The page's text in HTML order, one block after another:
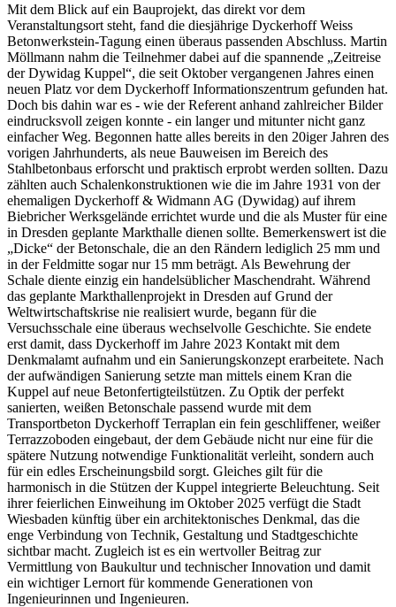
Mit dem Blick auf ein Bauprojekt, das direkt vor dem
Veranstaltungsort steht, fand die diesjährige Dyckerhoff Weiss
Betonwerkstein-Tagung einen überaus passenden Abschluss. Martin
Möllmann nahm die Teilnehmer dabei auf die spannende „Zeitreise
der Dywidag Kuppel“, die seit Oktober vergangenen Jahres einen
neuen Platz vor dem Dyckerhoff Informationszentrum gefunden hat.
Doch bis dahin war es - wie der Referent anhand zahlreicher Bilder
eindrucksvoll zeigen konnte - ein langer und mitunter nicht ganz
einfacher Weg. Begonnen hatte alles bereits in den 20iger Jahren des
vorigen Jahrhunderts, als neue Bauweisen im Bereich des
Stahlbetonbaus erforscht und praktisch erprobt werden sollten. Dazu
zählten auch Schalenkonstruktionen wie die im Jahre 1931 von der
ehemaligen Dyckerhoff & Widmann AG (Dywidag) auf ihrem
Biebricher Werksgelände errichtet wurde und die als Muster für eine
in Dresden geplante Markthalle dienen sollte. Bemerkenswert ist die
„Dicke“ der Betonschale, die an den Rändern lediglich 25 mm und
in der Feldmitte sogar nur 15 mm beträgt. Als Bewehrung der
Schale diente einzig ein handelsüblicher Maschendraht. Während
das geplante Markthallenprojekt in Dresden auf Grund der
Weltwirtschaftskrise nie realisiert wurde, begann für die
Versuchsschale eine überaus wechselvolle Geschichte. Sie endete
erst damit, dass Dyckerhoff im Jahre 2023 Kontakt mit dem
Denkmalamt aufnahm und ein Sanierungskonzept erarbeitete. Nach
der aufwändigen Sanierung setzte man mittels einem Kran die
Kuppel auf neue Betonfertigteilstützen. Zu Optik der perfekt
sanierten, weißen Betonschale passend wurde mit dem
Transportbeton Dyckerhoff Terraplan ein fein geschliffener, weißer
Terrazzoboden eingebaut, der dem Gebäude nicht nur eine für die
spätere Nutzung notwendige Funktionalität verleiht, sondern auch
für ein edles Erscheinungsbild sorgt. Gleiches gilt für die
harmonisch in die Stützen der Kuppel integrierte Beleuchtung. Seit
ihrer feierlichen Einweihung im Oktober 2025 verfügt die Stadt
Wiesbaden künftig über ein architektonisches Denkmal, das die
enge Verbindung von Technik, Gestaltung und Stadtgeschichte
sichtbar macht. Zugleich ist es ein wertvoller Beitrag zur
Vermittlung von Baukultur und technischer Innovation und damit
ein wichtiger Lernort für kommende Generationen von
Ingenieurinnen und Ingenieuren.